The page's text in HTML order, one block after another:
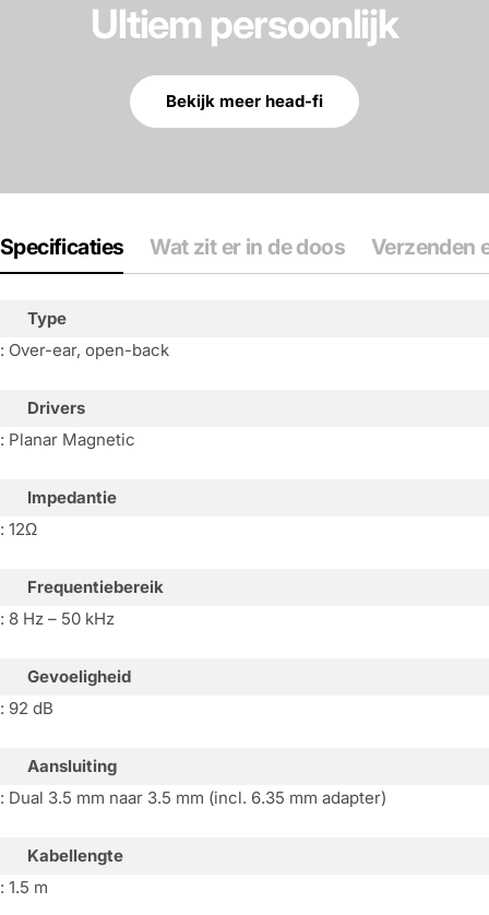
Ultiem persoonlijk
Bekijk meer head-fi
Specificaties Wat zit er in de doos Verzenden
Type
: Over-ear, open-back
Drivers
: Planar Magnetic
Impedantie
: 12Ω
Frequentiebereik
: 8 Hz – 50 kHz
Gevoeligheid
: 92 dB
Aansluiting
: Dual 3.5 mm naar 3.5 mm (incl. 6.35 mm adapter)
Kabellengte
: 1.5 m